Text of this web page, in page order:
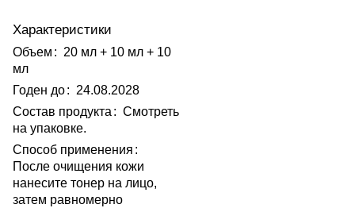
Характеристики
Объем : 20 мл + 10 мл + 10
мл
Годен до: 24.08.2028
Состав продукта : Смотреть
на упаковке.
Способ применения :
После очищения кожи
нанесите тонер на лицо,
затем равномерно